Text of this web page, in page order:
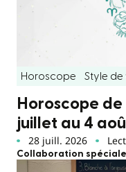
Horoscope Style de
Horoscope
juillet au 4
28 juill. 2026
Collaboration spéciale